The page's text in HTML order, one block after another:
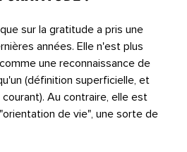
sur la gratitude a pris une
années. Elle n'est plus
une reconnaissance de
(définition superficielle, et
Au contraire, elle est
de vie", une sorte de